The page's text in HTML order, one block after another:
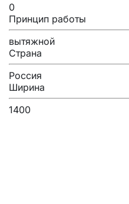
0
Принцип работы
вытяжной
Страна
Россия
Ширина
1400